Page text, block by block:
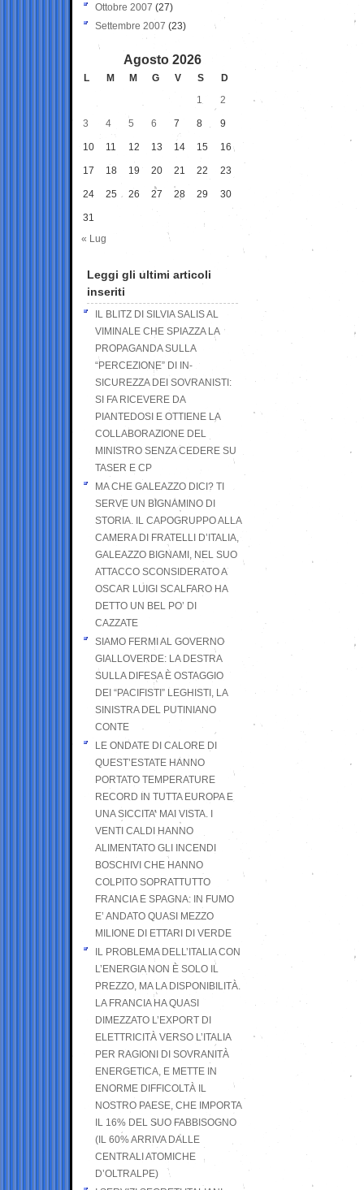
Ottobre 2007 (27)
Settembre 2007 (23)
Agosto 2026
L M M G V S
D
1
2
3 4 5 6 7 8 9
10 11 12 13 14 15 16
17 18 19 20 21 22 23
24 25 26 27 28 29 30
31
« Lug
Leggi gli ultimi articoli
inseriti
IL BLITZ DI SILVIA SALIS AL
VIMINALE CHE SPIAZZA LA
PROPAGANDA SULLA
“PERCEZIONE” DI IN-
SICUREZZA DEI SOVRANISTI:
SI FA RICEVERE DA
PIANTEDOSI E OTTIENE LA
COLLABORAZIONE DEL
MINISTRO SENZA CEDERE SU
TASER E CP
MA CHE GALEAZZO DICI? TI
SERVE UN BIGNAMINO DI
STORIA. IL CAPOGRUPPO ALLA
CAMERA DI FRATELLI D’ITALIA,
GALEAZZO BIGNAMI, NEL SUO
ATTACCO SCONSIDERATO A
OSCAR LUIGI SCALFARO HA
DETTO UN BEL PO’ DI
CAZZATE
SIAMO FERMI AL GOVERNO
GIALLOVERDE: LA DESTRA
SULLA DIFESA È OSTAGGIO
DEI “PACIFISTI” LEGHISTI, LA
SINISTRA DEL PUTINIANO
CONTE
LE ONDATE DI CALORE DI
QUEST’ESTATE HANNO
PORTATO TEMPERATURE
RECORD IN TUTTA EUROPA E
UNA SICCITA’ MAI VISTA. I
VENTI CALDI HANNO
ALIMENTATO GLI INCENDI
BOSCHIVI CHE HANNO
COLPITO SOPRATTUTTO
FRANCIA E SPAGNA: IN FUMO
E’ ANDATO QUASI MEZZO
MILIONE DI ETTARI DI VERDE
IL PROBLEMA DELL’ITALIA CON
L’ENERGIA NON È SOLO IL
PREZZO, MA LA DISPONIBILITÀ.
LA FRANCIA HA QUASI
DIMEZZATO L’EXPORT DI
ELETTRICITÀ VERSO L’ITALIA
PER RAGIONI DI SOVRANITÀ
ENERGETICA, E METTE IN
ENORME DIFFICOLTÀ IL
NOSTRO PAESE, CHE IMPORTA
IL 16% DEL SUO FABBISOGNO
(IL 60% ARRIVA DALLE
CENTRALI ATOMICHE
D’OLTRALPE)